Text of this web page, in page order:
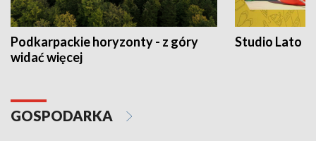
Podkarpackie horyzonty - z góry
widać więcej
Studio Lato
GOSPODARKA